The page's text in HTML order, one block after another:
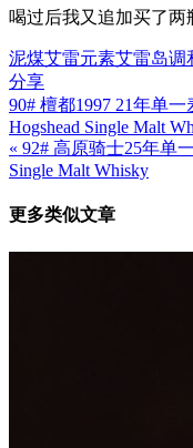
喝过后我又追加买了两
泥煤艾雷元素艾雷岛调
分享
文
章
导
航
90# 檀都1997 21年单一
Hogshead Single Malt
« 92# 高原骑士25年单
Single Malt Whisky
更多类似文章